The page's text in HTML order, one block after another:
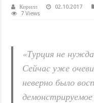
Кирилл 02.10.2017
7 Views
«Турция не
Сейчас уже
неверно было